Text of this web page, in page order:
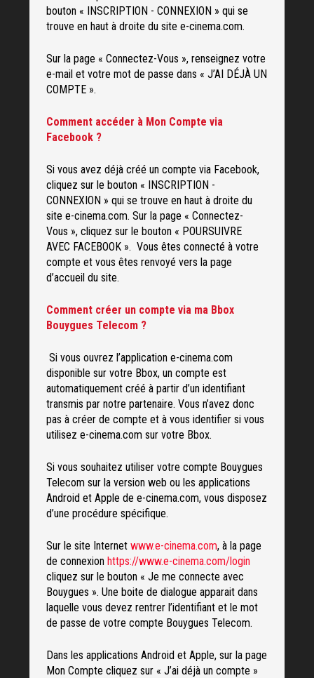
bouton « INSCRIPTION - CONNEXION » qui se
trouve en haut à droite du site e-cinema.com.
Sur la page « Connectez-Vous », renseignez votre
e-mail et votre mot de passe dans « J’AI DÉJÀ UN
COMPTE ».
Comment accéder à Mon Compte via
Facebook ?
Si vous avez déjà créé un compte via Facebook,
cliquez sur le bouton « INSCRIPTION -
CONNEXION » qui se trouve en haut à droite du
site e-cinema.com. Sur la page « Connectez-
Vous », cliquez sur le bouton « POURSUIVRE
AVEC FACEBOOK ». Vous êtes connecté à votre
compte et vous êtes renvoyé vers la page
d’accueil du site.
Comment créer un compte via ma Bbox
Bouygues Telecom ?
Si vous ouvrez l’application e-cinema.com
disponible sur votre Bbox, un compte est
automatiquement créé à partir d’un identifiant
transmis par notre partenaire. Vous n’avez donc
pas à créer de compte et à vous identifier si vous
utilisez e-cinema.com sur votre Bbox.
Si vous souhaitez utiliser votre compte Bouygues
Telecom sur la version web ou les applications
Android et Apple de e-cinema.com, vous disposez
d’une procédure spécifique.
Sur le site Internet www.e-cinema.com, à la page
de connexion https://www.e-cinema.com/login
cliquez sur le bouton « Je me connecte avec
Bouygues ». Une boite de dialogue apparait dans
laquelle vous devez rentrer l’identifiant et le mot
de passe de votre compte Bouygues Telecom.
Dans les applications Android et Apple, sur la page
Mon Compte cliquez sur « J’ai déjà un compte »